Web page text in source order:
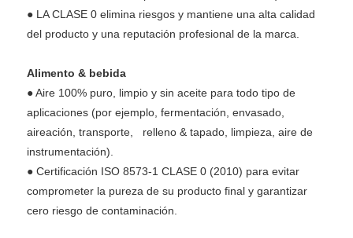
● LA CLASE 0 elimina riesgos y mantiene una alta calidad
del producto y una reputación profesional de la marca.
Alimento & bebida
● Aire 100% puro, limpio y sin aceite para todo tipo de
aplicaciones (por ejemplo, fermentación, envasado,
aireación, transporte, relleno & tapado, limpieza, aire de
instrumentación).
● Certificación ISO 8573-1 CLASE 0 (2010) para evitar
comprometer la pureza de su producto final y garantizar
cero riesgo de contaminación.